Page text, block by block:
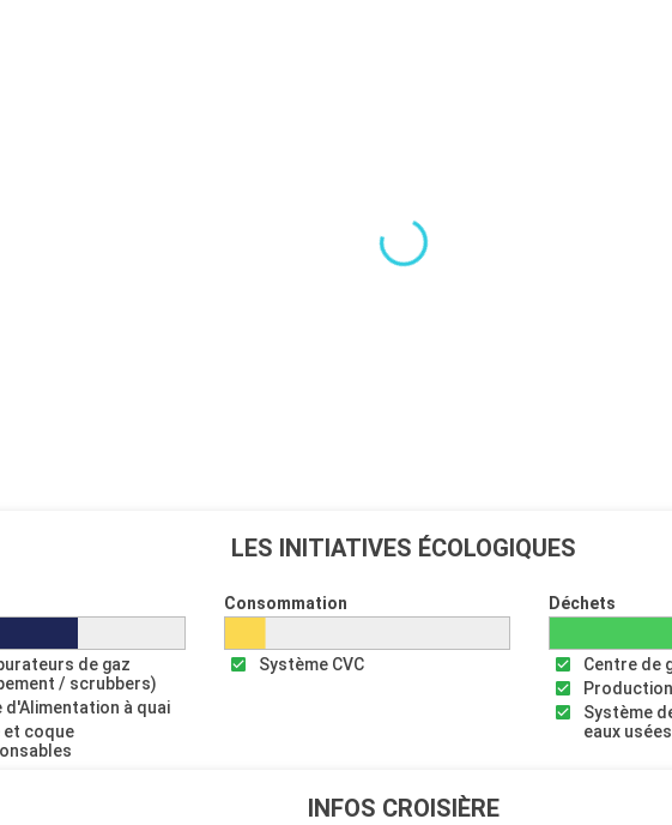
LES INITIATIVES ÉCOLOGIQUES
de gaz
/ scrubbers)
d'Alimentation à quai
et coque
Consommation
Système CVC
Déchets
Centre de
Système
eaux usées
INFOS CROISIÈRE